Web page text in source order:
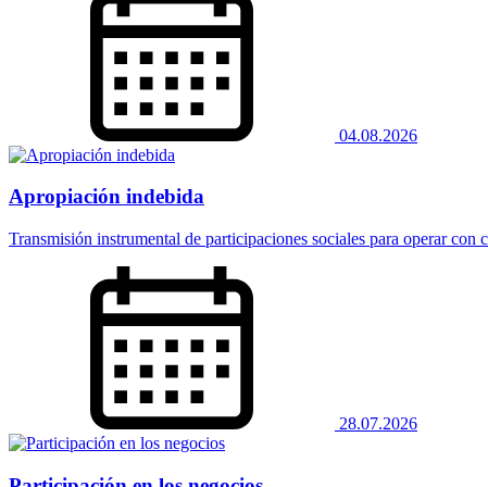
04.08.2026
Apropiación indebida
Transmisión instrumental de participaciones sociales para operar con
28.07.2026